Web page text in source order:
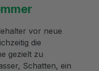
vor neue
die
gezielt zu
Schatten, ein